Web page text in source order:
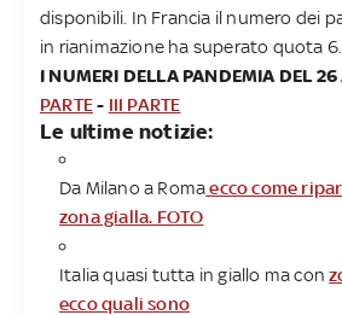
disponibili. In Francia il numero dei
in rianimazione ha superato quota
I NUMERI DELLA PANDEMIA DEL 26
PARTE- III PARTE
Le ultime notizie:
Da Milano a Romaecco come
zona gialla. FOTO
Italia quasi tutta in giallo ma con
ecco quali sono